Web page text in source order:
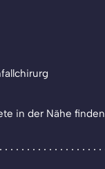
in der Nähe finden